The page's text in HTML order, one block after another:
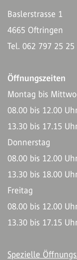
Baslerstrasse 1
4665 Oftringen
Tel. 062 797 25 25
Öffnungszeiten
Montag bis
08.00 bis 12.00
13.30 bis 17.15
Donnerstag
08.00 bis 12.00
13.30 bis 18.00
Freitag
08.00 bis 12.00
13.30 bis 17.15
Spezielle